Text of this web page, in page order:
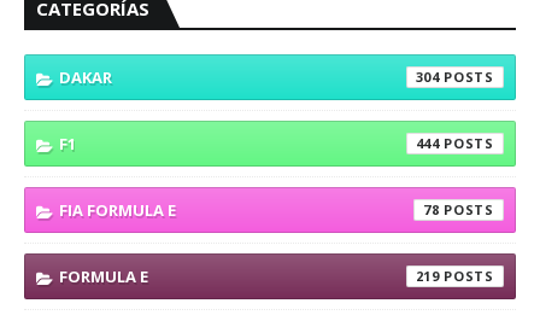
CATEGORÍAS
DAKAR 304
F1 444
FIA FORMULA E 78
FORMULA E 219